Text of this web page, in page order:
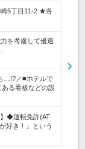
崎5丁目11-2 ★各
を考慮して優遇
…!?／■ホテルで
る看板などの設
】◆運転免許(AT
好き！』という